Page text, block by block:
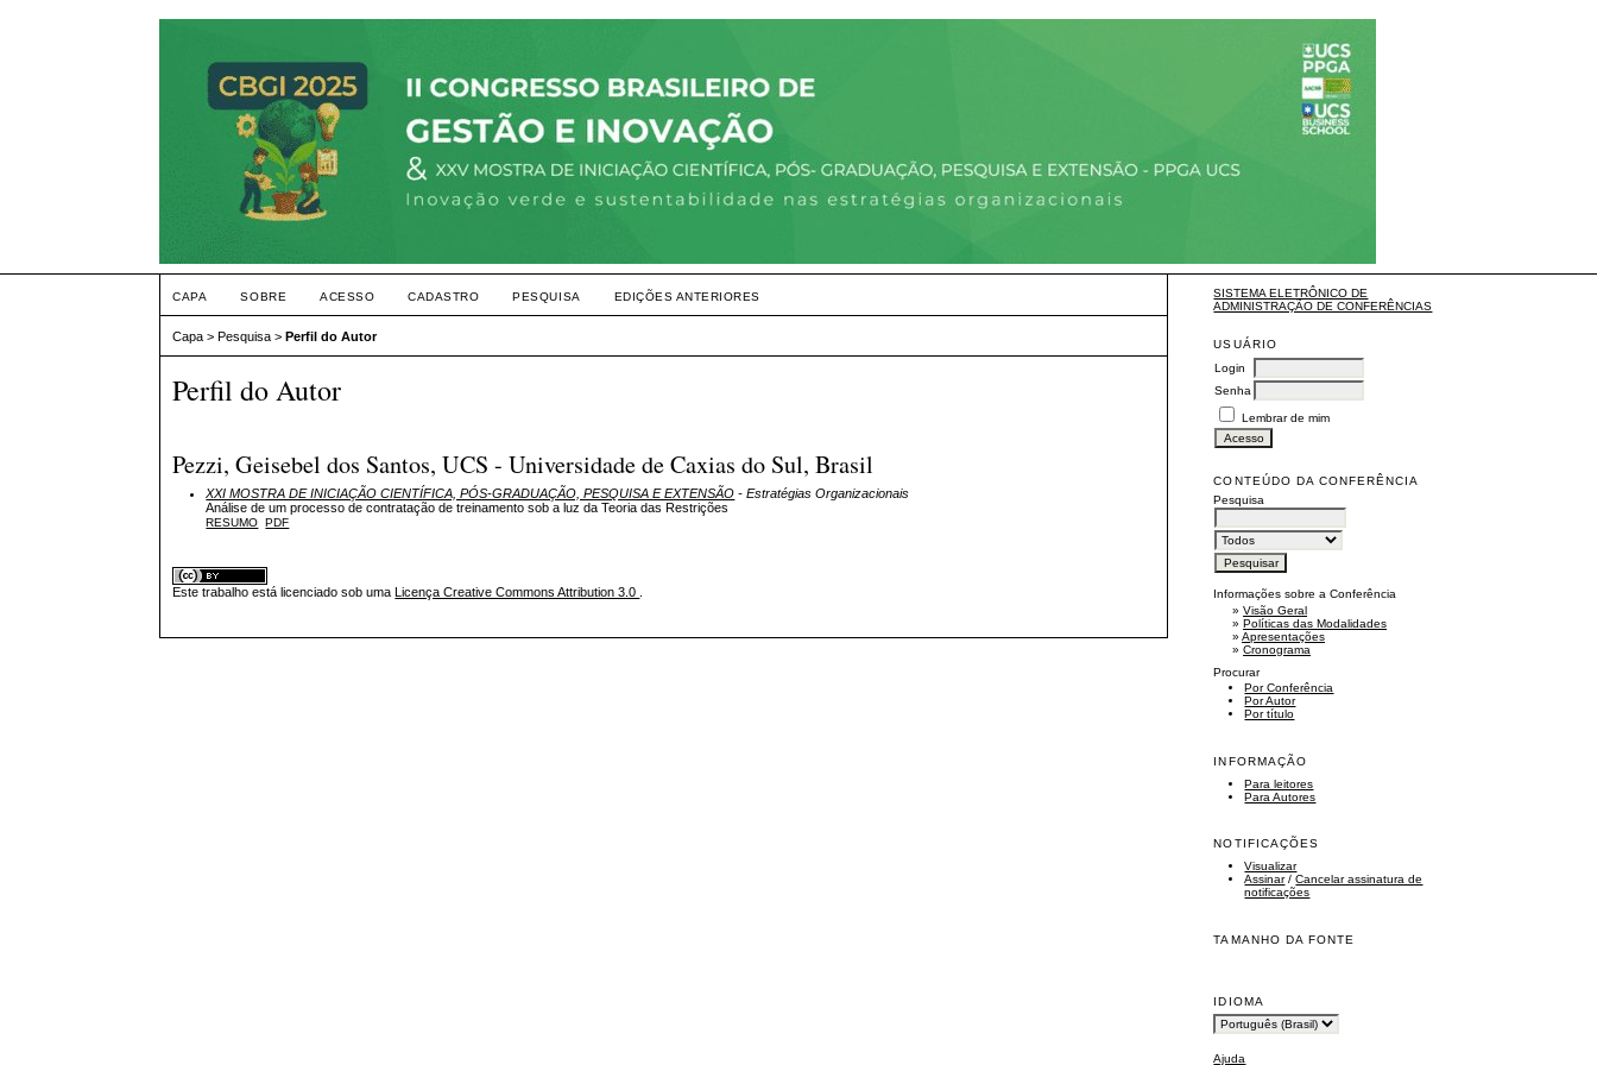
SISTEMA ELETRÔNICO DE
ADMINISTRAÇÃO DE CONFERÊNCIAS
USUÁRIO
Login
Senha
Lembrar de mim
CONTEÚDO DA CONFERÊNCIA
Pesquisa
Informações sobre a Conferência
»Visão Geral
»Políticas das Modalidades
»Apresentações
»Cronograma
Procurar
Por Conferência
Por Autor
Por título
INFORMAÇÃO
Para leitores
Para Autores
NOTIFICAÇÕES
Visualizar
Assinar/Cancelar assinatura de
notificações
TAMANHO DA FONTE
IDIOMA
Ajuda
CAPA SOBRE ACESSO CADASTRO PESQUISA EDIÇÕES ANTERIORES
Capa >Pesquisa >Perfil do Autor
Perfil do Autor
Pezzi, Geisebel dos Santos, UCS - Universidade de Caxias do Sul, Brasil
XXI MOSTRA DE INICIAÇÃO CIENTÍFICA, PÓS-GRADUAÇÃO, PESQUISA E EXTENSÃO - Estratégias Organizacionais
Análise de um processo de contratação de treinamento sob a luz da Teoria das Restrições
RESUMO PDF
Este trabalho está licenciado sob uma Licença Creative Commons Attribution 3.0